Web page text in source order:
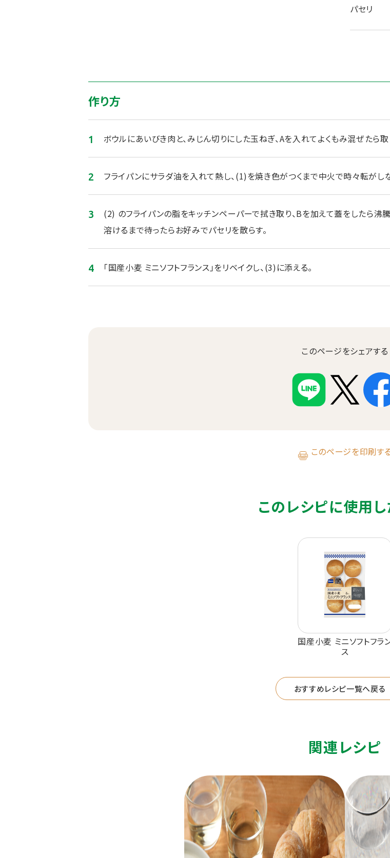
パセリ
作り方
ボウルにあいびき肉と、みじん切りにした玉ねぎ、Aを入れてよくもみ混ぜたら
フライパンにサラダ油を入れて熱し、(1)を焼き色がつくまで中火で時々転がし
(2) のフライパンの脂をキッチンペーパーで拭き取り、Bを加えて蓋をしたら沸
溶けるまで待ったらお好みでパセリを散らす。
「国産小麦 ミニソフトフランス」をリベイクし、(3)に添える。
このページをシェアする
このページを印刷す
このレシピに使用
国産小麦 ミニソフトフラ
ス
おすすめレシピ一覧へ戻る
関連レシピ